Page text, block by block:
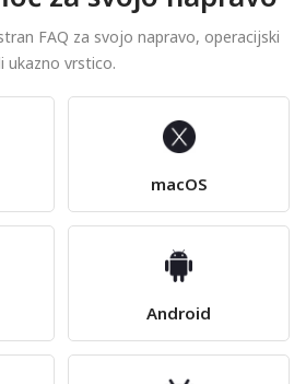
FAQ za svojo napravo, operacijski
ukazno vrstico.
macOS
Android